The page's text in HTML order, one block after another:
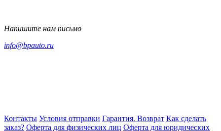
Напишите нам письмо
info@bpauto.ru
Контакты Условия отправки Гарантия. Возврат Как сделать
заказ? Оферта для физических лиц Оферта для юридических